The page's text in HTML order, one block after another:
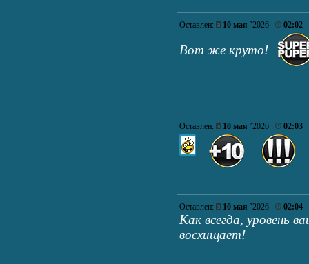
Оставлен: 10 мая ’2026 02:02
Вот же круто!
Оставлен: 10 мая ’2026 02:03
Оставлен: 10 мая ’2026 02:04
Как всегда, уровень
восхищает!